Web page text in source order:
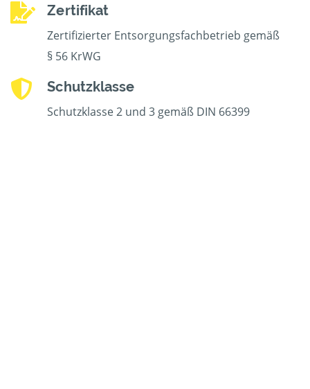
Zertifikat
Zertifizierter Entsorgungsfachbetrieb gemäß
§ 56 KrWG
Schutzklasse
Schutzklasse 2 und 3 gemäß DIN 66399